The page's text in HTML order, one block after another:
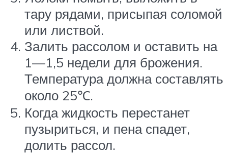
тару рядами, присыпая соломой
или листвой.
Залить рассолом и оставить на
1—1,5 недели для брожения.
Температура должна составлять
около 25℃.
Когда жидкость перестанет
пузыриться, и пена спадет,
долить рассол.